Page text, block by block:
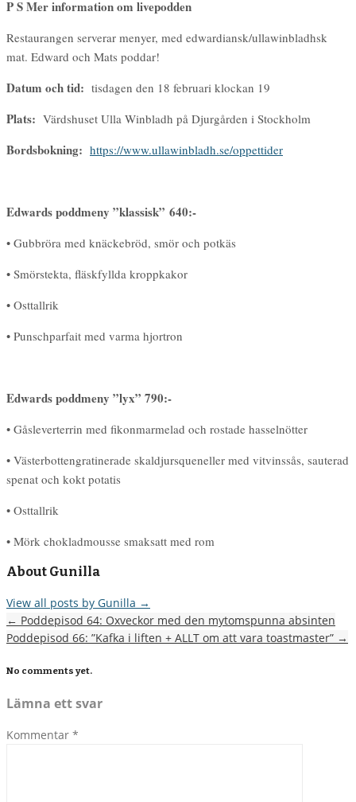
P S Mer information om livepodden
Restaurangen serverar menyer, med edwardiansk/ullawinbladhsk
mat. Edward och Mats poddar!
Datum och tid: tisdagen den 18 februari klockan 19
Plats: Värdshuset Ulla Winbladh på Djurgården i Stockholm
Bordsbokning: https://www.ullawinbladh.se/oppettider
Edwards poddmeny ”klassisk” 640:-
• Gubbröra med knäckebröd, smör och potkäs
• Smörstekta, fläskfyllda kroppkakor
• Osttallrik
• Punschparfait med varma hjortron
Edwards poddmeny ”lyx” 790:-
• Gåsleverterrin med fikonmarmelad och rostade hasselnötter
• Västerbottengratinerade skaldjursqueneller med vitvinssås, sauterad
spenat och kokt potatis
• Osttallrik
• Mörk chokladmousse smaksatt med rom
About Gunilla
View all posts by Gunilla →
← Poddepisod 64: Oxveckor med den mytomspunna absinten
Poddepisod 66: ”Kafka i liften + ALLT om att vara toastmaster” →
No comments yet.
Lämna ett svar
Kommentar *